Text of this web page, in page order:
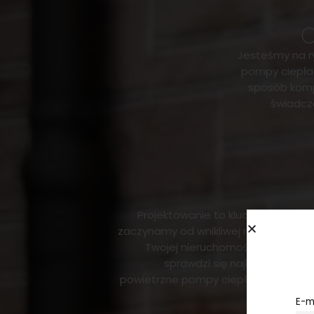
Jesteśmy na
pompy
sposób
Projektowanie to kluczowy
zaczynamy od wnikliwej rozmowy na
Twojej nieruchomości.
sprawdzi się najlepiej —
powietrzne pompy ciepła,
E-